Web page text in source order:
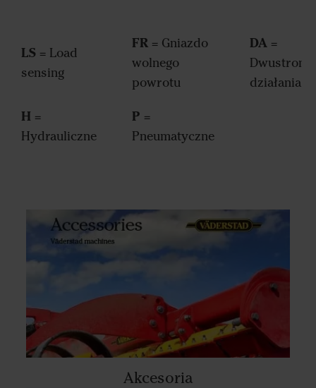
LS = Load
sensing
FR = Gniazdo
wolnego
powrotu
DA =
działania
H =
Hydrauliczne
P =
Pneumatyczne
Akcesoria